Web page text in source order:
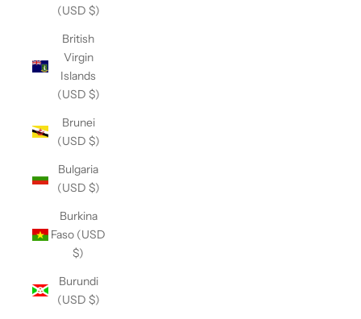
(USD $)
British
Virgin
Islands
(USD $)
Brunei
(USD $)
Bulgaria
(USD $)
Burkina
Faso (USD
$)
Burundi
(USD $)